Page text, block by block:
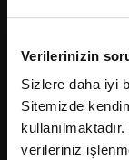
Verilerinizin
Sizlere daha iyi
Sitemizde
verileriniz
2026Fikriyat.